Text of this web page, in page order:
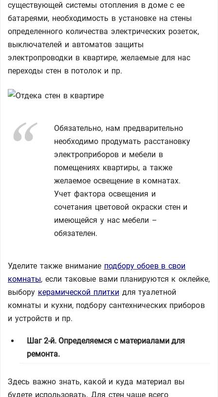
существующей системы отопления в доме с ее
батареями, необходимость в установке на стены
определенного количества электрических розеток,
выключателей и автоматов защиты
электропроводки в квартире, желаемые для нас
переходы стен в потолок и пр.
Обязательно, нам предварительно
необходимо продумать расстановку
электроприборов и мебели в
помещениях квартиры, а также
желаемое освещение в комнатах.
Учет фактора освещения и
сочетания цветовой окраски стен и
имеющейся у нас мебели –
обязателен.
Уделите также внимание подбору обоев в свои
комнаты, если таковые вами планируются к оклейке,
выбору керамической плитки для туалетной
комнаты и кухни, подбору сантехнических приборов
и устройств и пр.
Шаг 2-й. Определяемся с материалами для
ремонта.
Здесь важно знать, какой и куда материал вы
будете использовать. Для стен чаще всего